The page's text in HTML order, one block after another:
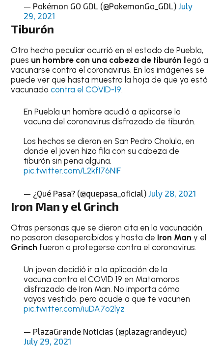
— Pokémon GO GDL (@PokemonGo_GDL) July
29, 2021
Tiburón
Otro hecho peculiar ocurrió en el estado de Puebla,
pues un hombre con una cabeza de tiburón llegó a
vacunarse contra el coronavirus. En las imágenes se
puede ver que hasta muestra la hoja de que ya está
vacunadocontra el COVID-19.
En Puebla un hombre acudió a aplicarse la
vacuna del coronavirus disfrazado de tiburón.
Los hechos se dieron en San Pedro Cholula, en
donde el joven hizo fila con su cabeza de
tiburón sin pena alguna.
pic.twitter.com/L2kfI76NIF
— ¿Qué Pasa? (@quepasa_oficial) July 28, 2021
Iron Man y el Grinch
Otras personas que se dieron cita en la vacunación
no pasaron desapercibidos y hasta de Iron Man y el
Grinch fueron a protegerse contra el coronavirus.
Un joven decidió ir a la aplicación de la
vacuna contra el COVID 19 en Matamoros
disfrazado de Iron Man. No importa cómo
vayas vestido, pero acude a que te vacunen
pic.twitter.com/iuDA7o2lyz
— PlazaGrande Noticias (@plazagrandeyuc)
July 29, 2021